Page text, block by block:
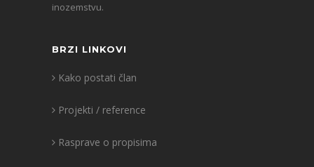
inozemstvu.
BRZI LINKOVI
Kako postati član
Projekti / reference
Rasprave o propisima